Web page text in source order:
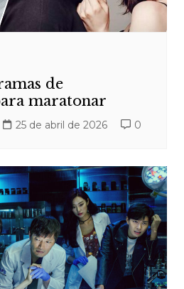
de
maratonar
25 de abril de 2026 0